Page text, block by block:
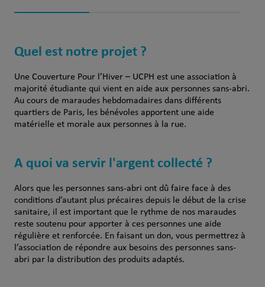
Quel est notre projet ?
Une Couverture Pour l’Hiver – UCPH est une association à
majorité étudiante qui vient en aide aux personnes sans-abri.
Au cours de maraudes hebdomadaires dans différents
quartiers de Paris, les bénévoles apportent une aide
matérielle et morale aux personnes à la rue.
A quoi va servir l'argent collecté ?
Alors que les personnes sans-abri ont dû faire face à des
conditions d’autant plus précaires depuis le début de la crise
sanitaire, il est important que le rythme de nos maraudes
reste soutenu pour apporter à ces personnes une aide
régulière et renforcée. En faisant un don, vous permettrez à
l’association de répondre aux besoins des personnes sans-
abri par la distribution des produits adaptés.